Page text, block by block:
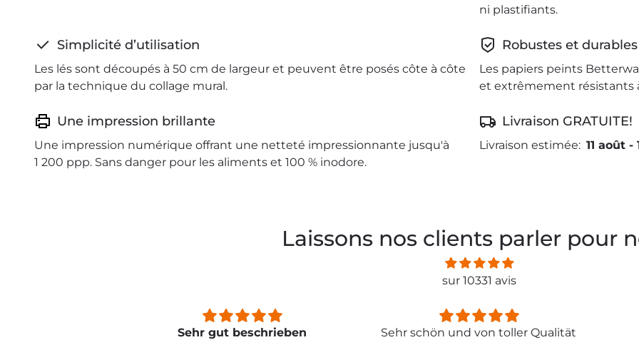
ni plastifiants.
Simplicité d’utilisation
Les lés sont découpés à 50 cm de largeur et peuvent être posés côte à côte
par la technique du collage mural.
Robustes et durables
Les papiers peints
et extrêmement résistants
Une impression brillante
Une impression numérique offrant une netteté impressionnante jusqu'à
1 200 ppp. Sans danger pour les aliments et 100 % inodore.
Livraison GRATUITE!
Livraison estimée: 11 août -
Laissons nos clients parler pour
sur 10331 avis
Sehr schön und von toller Qualität
Entspricht genau meiner